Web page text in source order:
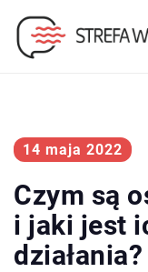
14 maja 2022
Czym są
i jaki jest
działania?